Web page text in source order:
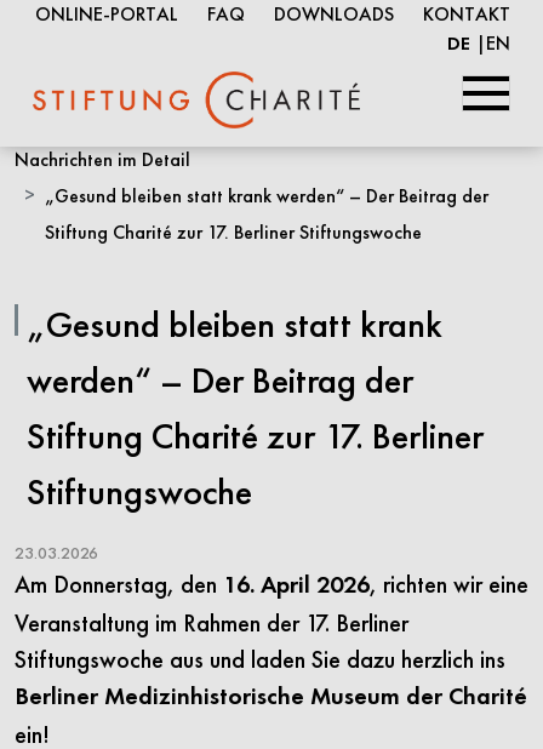
zum
Inhalt
ONLINE-PORTAL FAQ DOWNLOADS KONTAKT
DE EN
Nachrichten im Detail
„Gesund bleiben statt krank werden“ – Der Beitrag der
Stiftung Charité zur 17. Berliner Stiftungswoche
„Gesund bleiben statt krank
werden“ – Der Beitrag der
Stiftung Charité zur 17. Berliner
Stiftungswoche
23.03.2026
Am Donnerstag, den 16. April 2026, richten wir eine
Veranstaltung im Rahmen der 17. Berliner
Stiftungswoche aus und laden Sie dazu herzlich ins
Berliner Medizinhistorische Museum der Charité
ein!